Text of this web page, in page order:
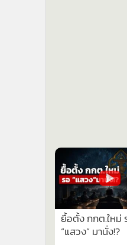
ยื้อตั้ง กกต.ใหม่
“แสวง” มานั่ง!?